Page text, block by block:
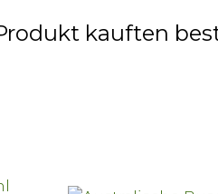
kauften